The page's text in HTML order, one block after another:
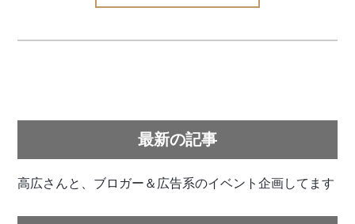
最新の記事
高広さんと、ブロガー＆広告系のイベント企画してます